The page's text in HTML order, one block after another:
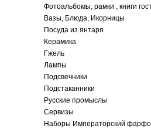
Фотоальбомы, рамки , книги
Вазы, Блюда, Икорницы
Посуда из янтаря
Керамика
Гжель
Лампы
Подсвечники
Подстаканники
Русские промыслы
Сервизы
Наборы Императорский